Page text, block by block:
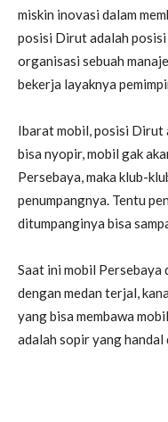
miskin inovasi dalam
posisi Dirut adalah posisi
organisasi sebuah
bekerja layaknya
Ibarat mobil, posisi Dirut
bisa nyopir, mobil gak
Persebaya, maka klub-
penumpangnya. Tentu
ditumpanginya bisa
Saat ini mobil
dengan medan terjal,
yang bisa membawa
adalah sopir yang handal